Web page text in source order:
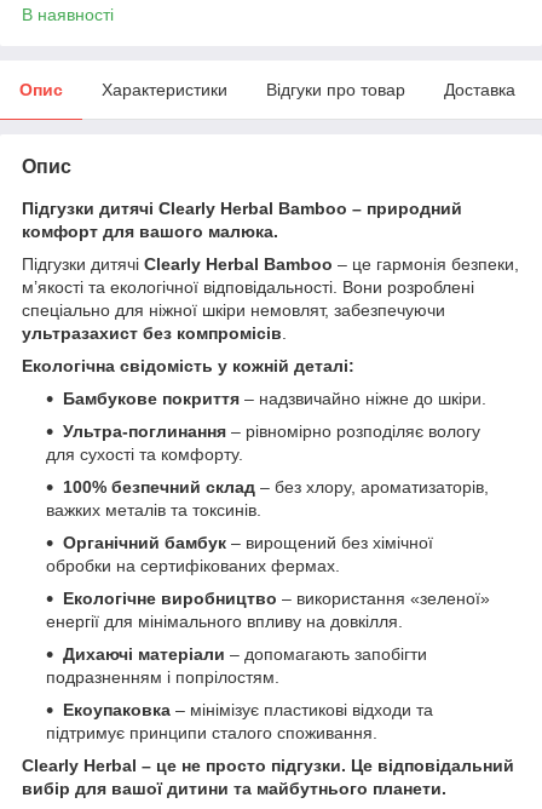
В наявності
Опис Характеристики Відгуки про товар Доставка
Опис
Підгузки дитячі Clearly Herbal Bamboo – природний
комфорт для вашого малюка.
Підгузки дитячі Clearly Herbal Bamboo – це гармонія безпеки,
м’якості та екологічної відповідальності. Вони розроблені
спеціально для ніжної шкіри немовлят, забезпечуючи
ультразахист без компромісів
Екологічна свідомість у кожній деталі:
Бамбукове покриття – надзвичайно ніжне до шкіри.
Ультра-поглинання – рівномірно розподіляє вологу
для сухості та комфорту.
100% безпечний склад – без хлору, ароматизаторів,
важких металів та токсинів.
Органічний бамбук – вирощений без хімічної
обробки на сертифікованих фермах.
Екологічне виробництво – використання «зеленої»
енергії для мінімального впливу на довкілля.
Дихаючі матеріали – допомагають запобігти
подразненням і попрілостям.
Екоупаковка – мінімізує пластикові відходи та
підтримує принципи сталого споживання.
Clearly Herbal – це не просто підгузки. Це відповідальний
вибір для вашої дитини та майбутнього планети.